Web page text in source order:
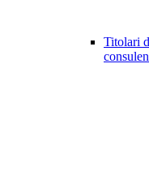
Titolari